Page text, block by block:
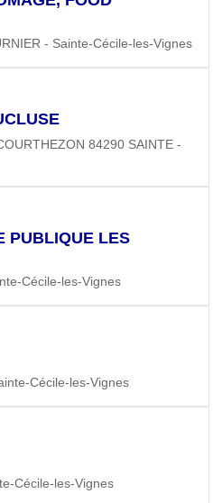
- Sainte-Cécile-les-Vignes
84290 SAINTE -
PUBLIQUE LES
Cécile-les-Vignes
Cécile-les-Vignes
Cécile-les-Vignes